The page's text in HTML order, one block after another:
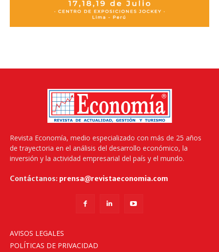
Revista Economía, medio especializado con más de 25 años
de trayectoria en el análisis del desarrollo económico, la
inversión y la actividad empresarial del país y el mundo.
Contáctanos: prensa@revistaeconomia.com
AVISOS LEGALES
POLÍTICAS DE PRIVACIDAD